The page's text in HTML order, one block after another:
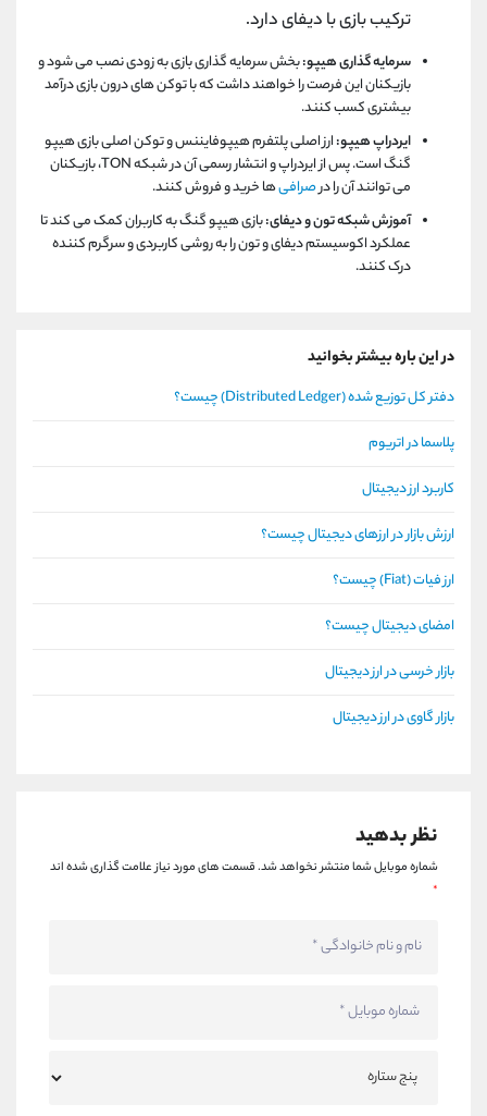
ترکیب بازی با دیفای دارد.
سرمایه گذاری هیپو:بخش سرمایه گذاری بازی به زودی نصب می شود و
بازیکنان این فرصت را خواهند داشت که با توکن های درون بازی درآمد
بیشتری کسب کنند.
ایردراپ هیپو:ارز اصلی پلتفرم هیپوفایننس و توکن اصلی بازی هیپو
گنگ است. پس از ایردراپ و انتشار رسمی آن در شبکهTON، بازیکنان
می توانند آن را درصرافیها خرید و فروش کنند.
آموزش شبکه تون و دیفای:بازی هیپو گنگ به کاربران کمک می کند تا
عملکرد اکوسیستم دیفای و تون را به روشی کاربردی و سرگرم کننده
درک کنند.
در این باره بیشتر بخوانید
دفتر کل توزیع شده (Distributed Ledger) چیست؟
پلاسما در اتریوم
کاربرد ارز دیجیتال
ارزش بازار در ارزهای دیجیتال چیست؟
ارز فیات (Fiat) چیست؟
امضای دیجیتال چیست؟
بازار خرسی در ارز دیجیتال
بازار گاوی در ارز دیجیتال
نظر بدهید
شماره موبایل شما منتشر نخواهد شد.قسمت های مورد نیاز علامت گذاری شده اند
*